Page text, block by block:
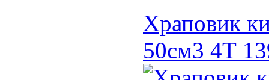
Храповик
50см3 4Т